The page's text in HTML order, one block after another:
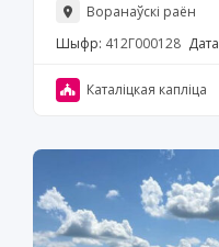
Воранаўскі раён
Шыфр: 412Г000128
Каталіцкая капліца